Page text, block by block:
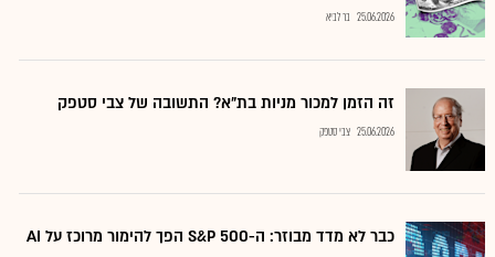
25.06.2026 בר לביא
זה הזמן למכור מניות בת"א? התשובה של צבי סטפק
25.06.2026 צבי סטפק
כבר לא מדד מבוזר: ה-S&P 500 הפך להימור מרוכז על AI